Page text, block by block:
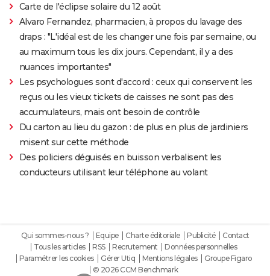
Carte de l'éclipse solaire du 12 août
Alvaro Fernandez, pharmacien, à propos du lavage des
draps : "L'idéal est de les changer une fois par semaine, ou
au maximum tous les dix jours. Cependant, il y a des
nuances importantes"
Les psychologues sont d'accord : ceux qui conservent les
reçus ou les vieux tickets de caisses ne sont pas des
accumulateurs, mais ont besoin de contrôle
Du carton au lieu du gazon : de plus en plus de jardiniers
misent sur cette méthode
Des policiers déguisés en buisson verbalisent les
conducteurs utilisant leur téléphone au volant
Qui sommes-nous ? Equipe Charte éditoriale Publicité
Contact
Tous les articles
RSS Recrutement
Données personnelles
Paramétrer les cookies
Gérer Utiq Mentions légales
Groupe Figaro
© 2026 CCM Benchmark